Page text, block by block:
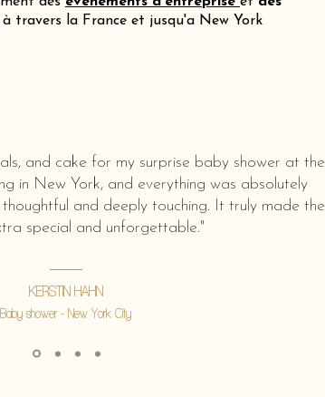
à travers la France et jusqu'a New York
and cake for my surprise baby shower at the
in New York, and everything was absolutely
and deeply touching. It truly made the
special and unforgettable."
KERSTIN HAHN
Baby shower - New York City